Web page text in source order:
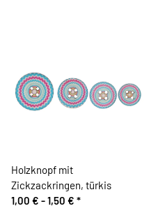
Holzknopf mit
Zickzackringen, türkis
1,00 € -1,50 € *